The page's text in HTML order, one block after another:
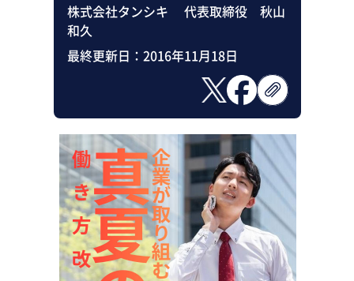
株式会社タンシキ 代表取締役 秋山
和久
最終更新日： 2016年11月18日